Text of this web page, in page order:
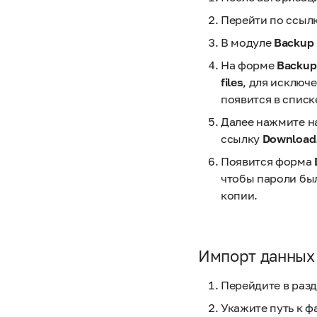
Перейти по
В модуле Backup
На форме
files, для
появится в
Далее нажмите
ссылку Download
Появится форма
чтобы пароли
копии.
Импорт
Перейдите в
Укажите путь к